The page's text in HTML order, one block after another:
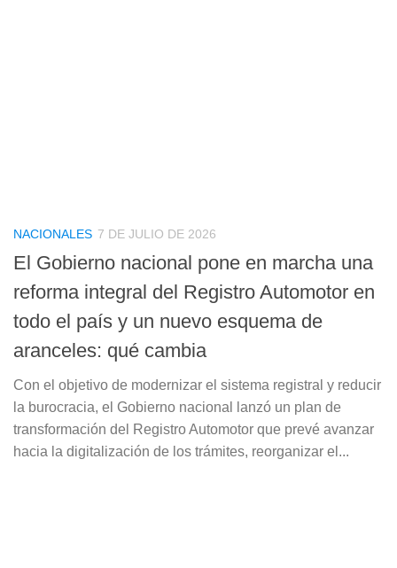
NACIONALES 7 DE JULIO DE 2026
El Gobierno nacional pone en marcha una
reforma integral del Registro Automotor en
todo el país y un nuevo esquema de
aranceles: qué cambia
Con el objetivo de modernizar el sistema registral y reducir
la burocracia, el Gobierno nacional lanzó un plan de
transformación del Registro Automotor que prevé avanzar
hacia la digitalización de los trámites, reorganizar el...